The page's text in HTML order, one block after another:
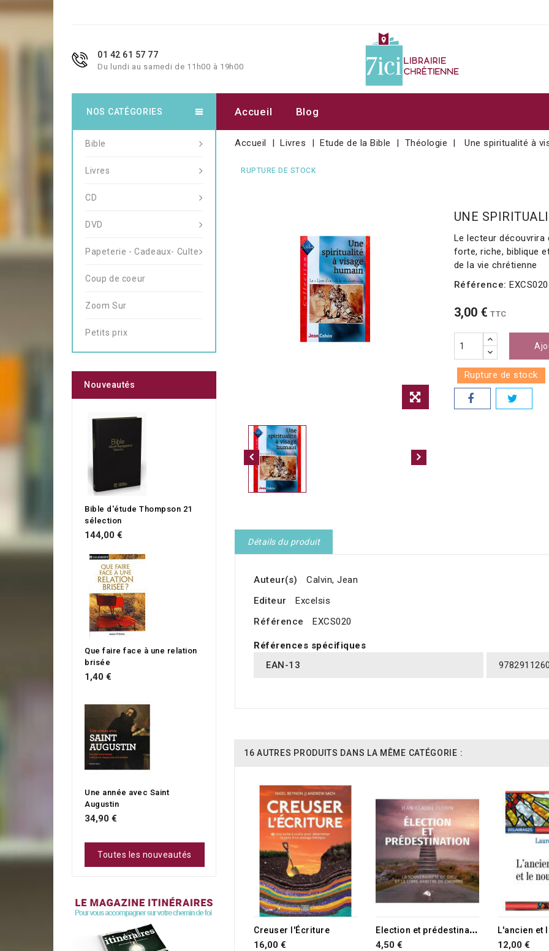
01 42 61 57 77
Du lundi au samedi de 11h00 à 19h00
Accueil Blog
Accueil Livres Etude de la Bible Théologie Une spiritualité à
RUPTURE DE STOCK
UNE
Le lecteur découvrira
forte, riche, biblique
de la vie chrétienne
Référence: EXCS020
3,00 € TTC
Rupture de stock
Détails du produit
Auteur(s)
Calvin, Jean
Editeur
Excelsis
Référence
EXCS020
Références spécifiques
EAN-13
16 AUTRES PRODUITS DANS LA MÊME CATÉGORIE :
Creuser l'Écriture
16,00 €
RUPTURE DE STOCK E
lection et prédestination
4,50 €
L'ancien et
12,00 €
NOS CATÉGORIES
Bible
Livres
CD
DVD
Papeterie - Cadeaux- Culte
Coup de coeur
Zoom Sur
Petits prix
Nouveautés
Bible d'étude Thompson 21
sélection
144,00 €
Que faire face à une relation
brisée
1,40 €
Une année avec Saint
Augustin
34,90 €
Toutes les nouveautés